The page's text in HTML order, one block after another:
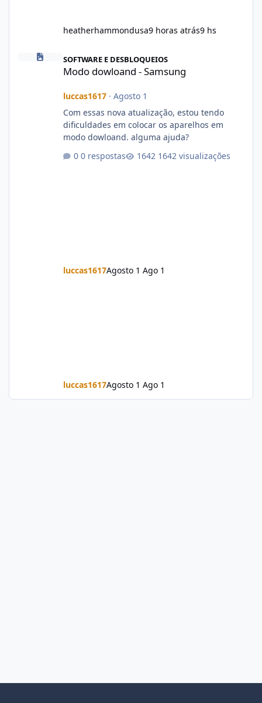
heatherhammondusa9 horas atrás9 hs
Modo dowloand - Samsung
SOFTWARE E DESBLOQUEIOS
Modo dowloand - Samsung
luccas1617· Agosto 1
Com essas nova atualização, estou tendo
dificuldades em colocar os aparelhos em
modo dowloand. alguma ajuda?
0 respostas
1642 visualizações
luccas1617Agosto 1 Ago 1
luccas1617Agosto 1 Ago 1